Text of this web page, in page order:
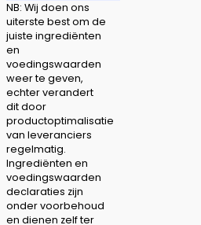
NB: Wij doen ons
uiterste best om de
juiste ingrediënten
en
voedingswaarden
weer te geven,
echter verandert
dit door
productoptimalisatie
van leveranciers
regelmatig.
Ingrediënten en
voedingswaarden
declaraties zijn
onder voorbehoud
en dienen zelf ter